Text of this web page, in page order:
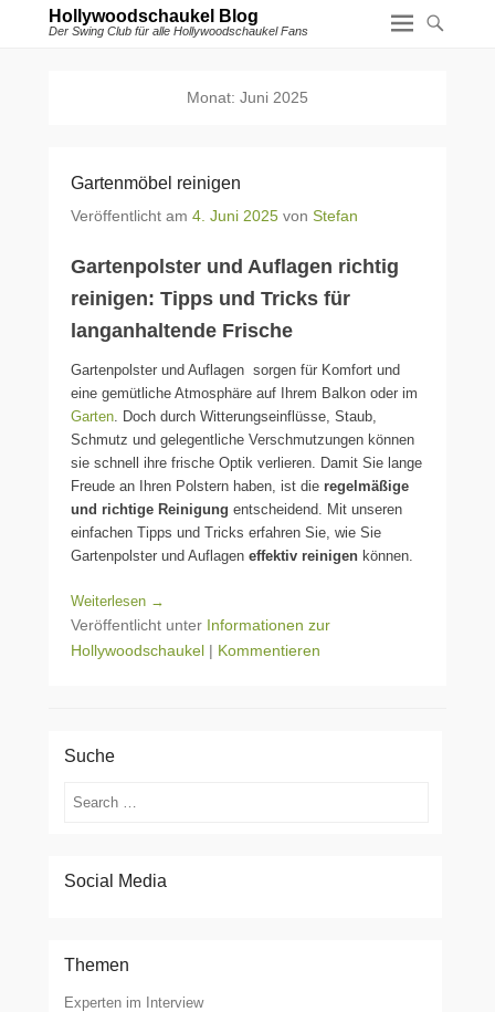
Hollywoodschaukel Blog
Der Swing Club für alle Hollywoodschaukel Fans
Monat: Juni 2025
Gartenmöbel reinigen
Veröffentlicht am 4. Juni 2025 von Stefan
Gartenpolster und Auflagen richtig
reinigen: Tipps und Tricks für
langanhaltende Frische
Gartenpolster und Auflagen sorgen für Komfort und
eine gemütliche Atmosphäre auf Ihrem Balkon oder im
Garten. Doch durch Witterungseinflüsse, Staub,
Schmutz und gelegentliche Verschmutzungen können
sie schnell ihre frische Optik verlieren. Damit Sie lange
Freude an Ihren Polstern haben, ist die regelmäßige
und richtige Reinigung entscheidend. Mit unseren
einfachen Tipps und Tricks erfahren Sie, wie Sie
Gartenpolster und Auflagen effektiv reinigen können.
Weiterlesen →
Veröffentlicht unter Informationen zur
Hollywoodschaukel | Kommentieren
Suche
Suchen
Social Media
Themen
Experten im Interview